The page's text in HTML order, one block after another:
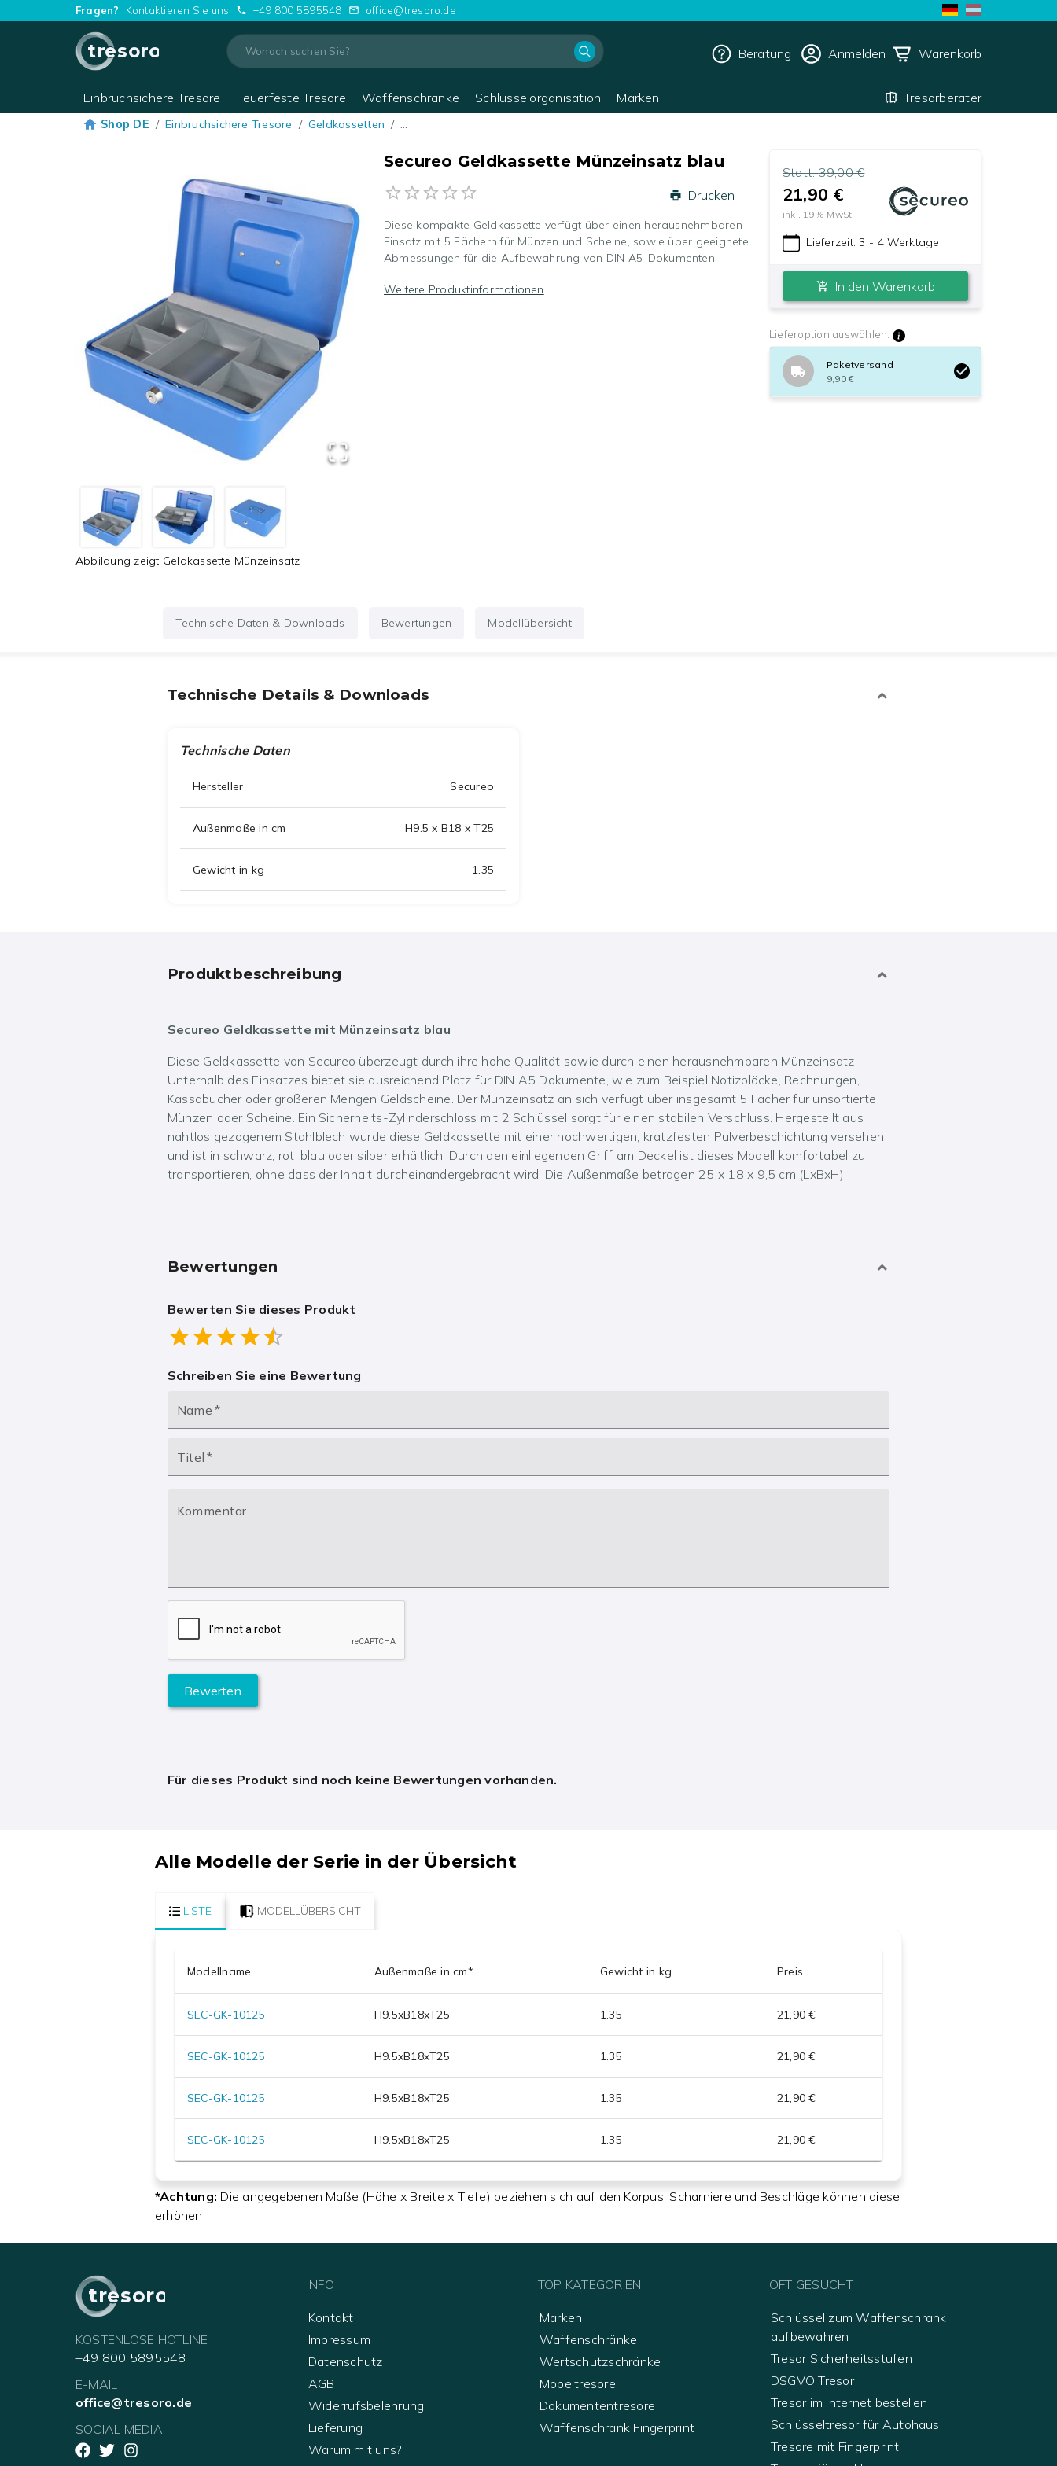
Fragen? Kontaktieren Sie uns +49 800 5895548 office@tresoro.de
tresoro Beratung Anmelden Warenkorb
Einbruchsichere Tresore Feuerfeste Tresore Waffenschränke Schlüsselorganisation Marken Tresorberater
Shop DE / Einbruchsichere Tresore / Geldkassetten / …
Abbildung zeigt Geldkassette Münzeinsatz
Secureo Geldkassette Münzeinsatz blau
Drucken
Diese kompakte Geldkassette verfügt über einen herausnehmbaren
Einsatz mit 5 Fächern für Münzen und Scheine, sowie über geeignete
Abmessungen für die Aufbewahrung von DIN A5-Dokumenten.
Weitere Produktinformationen
Statt:39,00 €
21,90 €
inkl. 19% MwSt.
Lieferzeit:3 - 4 Werktage
In den Warenkorb
Lieferoption auswählen:
Paketversand
9,90 €
Technische Daten & Downloads Bewertungen Modellübersicht
Technische Details & Downloads
Technische Daten
Hersteller Secureo
Außenmaße in cm H9.5 x B18 x T25
Gewicht in kg 1.35
Produktbeschreibung
Secureo Geldkassette mit Münzeinsatz blau
Diese Geldkassette von Secureo überzeugt durch ihre hohe Qualität sowie durch einen herausnehmbaren Münzeinsatz.
Unterhalb des Einsatzes bietet sie ausreichend Platz für DIN A5 Dokumente, wie zum Beispiel Notizblöcke, Rechnungen,
Kassabücher oder größeren Mengen Geldscheine. Der Münzeinsatz an sich verfügt über insgesamt 5 Fächer für unsortierte
Münzen oder Scheine. Ein Sicherheits-Zylinderschloss mit 2 Schlüssel sorgt für einen stabilen Verschluss. Hergestellt aus
nahtlos gezogenem Stahlblech wurde diese Geldkassette mit einer hochwertigen, kratzfesten Pulverbeschichtung versehen
und ist in schwarz, rot, blau oder silber erhältlich. Durch den einliegenden Griff am Deckel ist dieses Modell komfortabel zu
transportieren, ohne dass der Inhalt durcheinandergebracht wird. Die Außenmaße betragen 25 x 18 x 9,5 cm (LxBxH).
Bewertungen
Bewerten Sie dieses Produkt
0.5 Stars
1 Star1.5 Stars
2 Stars
2.5 Stars
3 Stars
3.5 Stars
4 Stars4.5 Stars
5 Stars
Schreiben Sie eine Bewertung
Name *
Titel *
Kommentar
Bewerten
Für dieses Produkt sind noch keine Bewertungen vorhanden.
Alle Modelle der Serie in der Übersicht
LISTE MODELLÜBERSICHT
Modellname Außenmaße in cm* Gewicht in kg Preis
SEC-GK-10125 H9.5xB18xT25 1.35 21,90 €
SEC-GK-10125 H9.5xB18xT25 1.35 21,90 €
SEC-GK-10125 H9.5xB18xT25 1.35 21,90 €
SEC-GK-10125 H9.5xB18xT25 1.35 21,90 €
*Achtung: Die angegebenen Maße (Höhe x Breite x Tiefe) beziehen sich auf den Korpus. Scharniere und Beschläge können diese
erhöhen.
tresoro
KOSTENLOSE HOTLINE
+49 800 5895548
E-MAIL
office@tresoro.de
SOCIAL MEDIA
INFO
Kontakt
Impressum
Datenschutz
AGB
Widerrufsbelehrung
Lieferung
Warum mit uns?
TOP KATEGORIEN
Marken
Waffenschränke
Wertschutzschränke
Möbeltresore
Dokumententresore
Waffenschrank Fingerprint
OFT GESUCHT
Schlüssel zum Waffenschrank
aufbewahren
Tresor Sicherheitsstufen
DSGVO Tresor
Tresor im Internet bestellen
Schlüsseltresor für Autohaus
Tresore mit Fingerprint